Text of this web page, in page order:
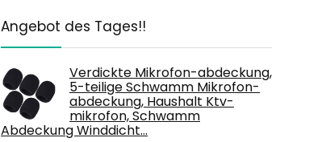
Angebot des Tages!!
Verdickte Mikrofon-abdeckung,
5-teilige Schwamm Mikrofon-
abdeckung, Haushalt Ktv-
mikrofon, Schwamm
Abdeckung Winddicht…